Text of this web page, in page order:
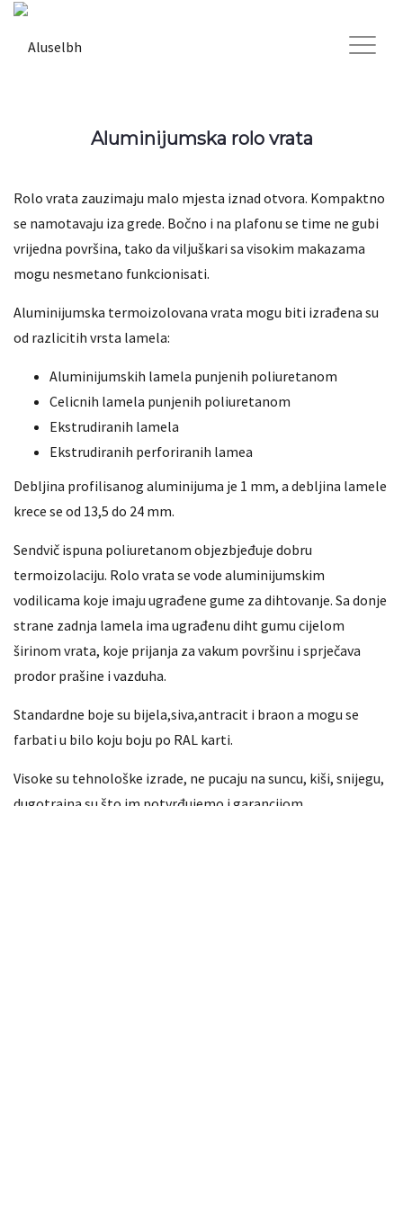
Aluminijumska rolo vrata
Rolo vrata zauzimaju malo mjesta iznad otvora. Kompaktno
se namotavaju iza grede. Bočno i na plafonu se time ne gubi
vrijedna površina, tako da viljuškari sa visokim makazama
mogu nesmetano funkcionisati.
Aluminijumska termoizolovana vrata mogu biti izrađena su
od razlicitih vrsta lamela:
Aluminijumskih lamela punjenih poliuretanom
Celicnih lamela punjenih poliuretanom
Ekstrudiranih lamela
Ekstrudiranih perforiranih lamea
Debljina profilisanog aluminijuma je 1 mm, a debljina lamele
krece se od 13,5 do 24 mm.
Sendvič ispuna poliuretanom objezbjeđuje dobru
termoizolaciju. Rolo vrata se vode aluminijumskim
vodilicama koje imaju ugrađene gume za dihtovanje. Sa donje
strane zadnja lamela ima ugrađenu diht gumu cijelom
širinom vrata, koje prijanja za vakum površinu i sprječava
prodor prašine i vazduha.
Standardne boje su bijela,siva,antracit i braon a mogu se
farbati u bilo koju boju po RAL karti.
Visoke su tehnološke izrade, ne pucaju na suncu, kiši, snijegu,
dugotrajna su što im potvrđujemo i garancijom.